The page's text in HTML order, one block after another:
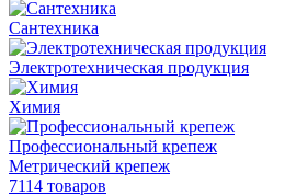
Сантехника
Электротехническая продукция
Химия
Профессиональный крепеж
Метрический крепеж
7114 товаров